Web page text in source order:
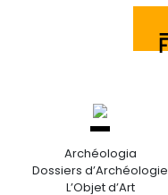
Archéologia
Dossiers d’Archéologie
L’Objet d’Art